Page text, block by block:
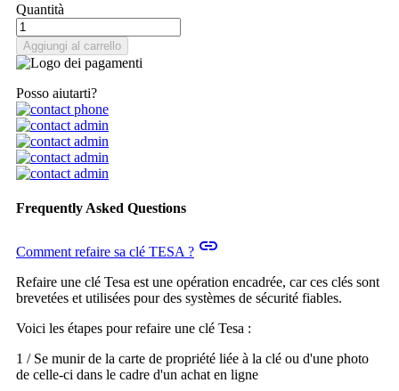
Quantità
Aggiungi al carrello
Posso aiutarti?
Frequently Asked Questions
Comment refaire sa clé TESA ? insert_link
Refaire une clé Tesa est une opération encadrée, car ces clés sont
brevetées et utilisées pour des systèmes de sécurité fiables.
Voici les étapes pour refaire une clé Tesa :
1 / Se munir de la carte de propriété liée à la clé ou d'une photo
de celle-ci dans le cadre d'un achat en ligne